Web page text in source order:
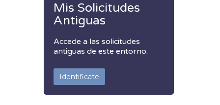
Mis Solicitudes
Antiguas
Accede a las solicitudes
antiguas de este entorno.
Identificate